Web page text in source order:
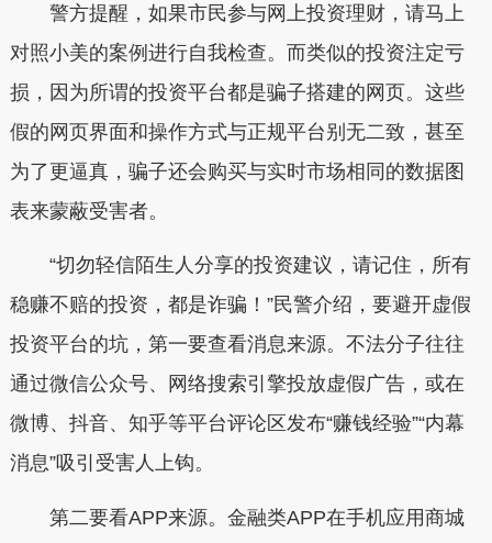
警方提醒，如果市民参与网上投资理财，请马上
对照小美的案例进行自我检查。而类似的投资注定亏
损，因为所谓的投资平台都是骗子搭建的网页。这些
假的网页界面和操作方式与正规平台别无二致，甚至
为了更逼真，骗子还会购买与实时市场相同的数据图
表来蒙蔽受害者。
“切勿轻信陌生人分享的投资建议，请记住，所有
稳赚不赔的投资，都是诈骗！ ”民警介绍，要避开虚假
投资平台的坑，第一要查看消息来源。不法分子往往
通过微信公众号、网络搜索引擎投放虚假广告，或在
微博、抖音、知乎等平台评论区发布“赚钱经验”“内幕
消息”吸引受害人上钩。
第二要看APP来源。金融类APP在手机应用商城